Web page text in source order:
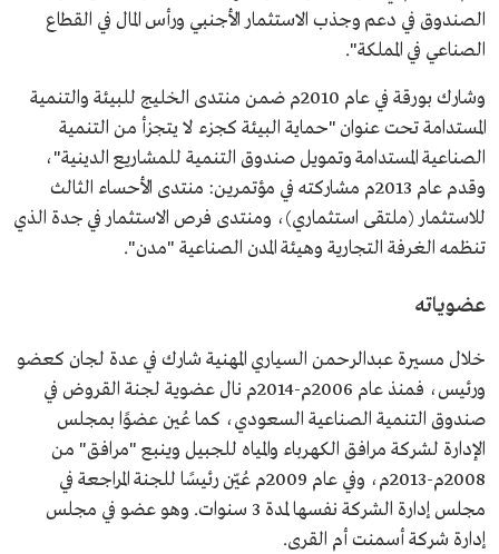
الصندوق في دعم وجذب الاستثمار الأجنبي ورأس المال في القطاع
الصناعي في المملكة".
وشارك بورقة في عام 2010م ضمن منتدى الخليج للبيئة والتنمية
المستدامة تحت عنوان "حماية البيئة كجزء لا يتجزأ من التنمية
الصناعية المستدامة وتمويل صندوق التنمية للمشاريع الدينية"،
وقدم عام 2013م مشاركته في مؤتمرين: منتدى الأحساء الثالث
للاستثمار (ملتقى استثماري)، ومنتدى فرص الاستثمار في جدة الذي
تنظمه الغرفة التجارية وهيئة المدن الصناعية "مدن".
عضوياته
خلال مسيرة عبدالرحمن السياري المهنية شارك في عدة لجان كعضو
ورئيس، فمنذ عام 2006م-2014م نال عضوية لجنة القروض في
صندوق التنمية الصناعية السعودي، كما عُين عضوًا بمجلس
الإدارة لشركة مرافق الكهرباء والمياه للجبيل وينبع "مرافق" من
2008م-2013م، وفي عام 2009م عُيّن رئيسًا للجنة المراجعة في
مجلس إدارة الشركة نفسها لمدة 3 سنوات. وهو عضو في مجلس
إدارة شركة أسمنت أم القرى.